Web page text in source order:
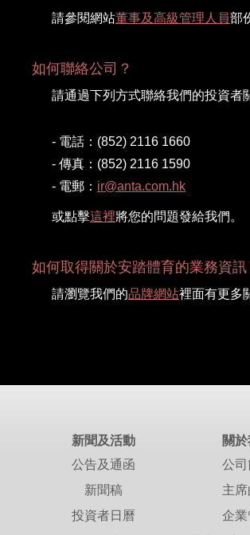
請參閱網站董事及高級管理人員部
如何聯絡公司？
請通過下列方式聯絡我們的投資者
- 電話：(852) 2116 1660
- 傳真：(852) 2116 1590
- 電郵： ir@anta.com.hk
或點擊這裡將您的問題發給我們。
如何取得關於安踏體育的業務資訊
請瀏覽我們的品牌網站裡面有更多
新聞及活動
公告及通函
新聞稿
投資者日曆
關
公司
主
企